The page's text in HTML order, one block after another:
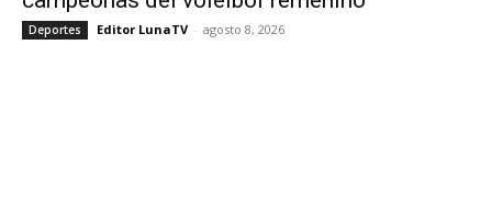
Deportes Editor LunaTV - agosto 8, 2026